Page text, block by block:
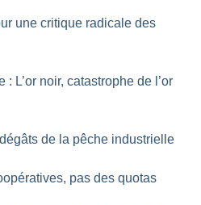
une critique radicale des
: L’or noir, catastrophe de l’or
de la pêche industrielle
pas des quotas